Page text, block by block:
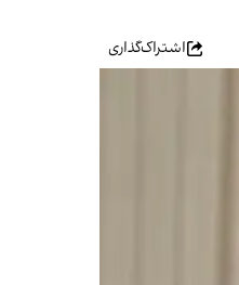
اشتراک‌گذاری